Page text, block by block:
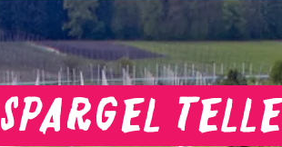
Spargel